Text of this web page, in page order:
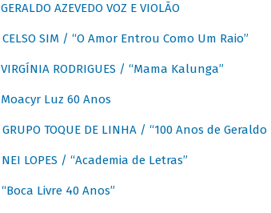
GERALDO AZEVEDO VOZ E VIOLÃO
CELSO SIM / “O Amor Entrou Como Um Raio”
VIRGÍNIA RODRIGUES / “Mama Kalunga”
Moacyr Luz 60 Anos
GRUPO TOQUE DE LINHA / “100 Anos de Geraldo
NEI LOPES / “Academia de Letras”
“Boca Livre 40 Anos”